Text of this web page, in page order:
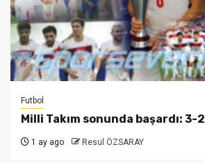
Futbol
Milli Takım sonunda başardı: 3-2
1 ay ago Resul ÖZSARAY